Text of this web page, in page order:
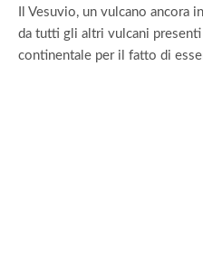
Il Vesuvio, un vulcano ancora
da tutti gli altri vulcani
continentale per il fatto di